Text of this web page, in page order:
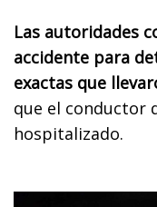
Las autoridades
accidente para
exactas que
que el conductor
hospitalizado.